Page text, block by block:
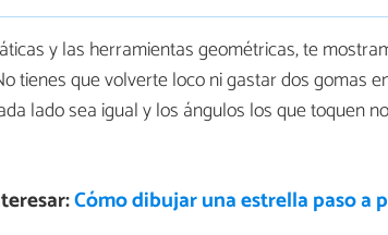
y las herramientas geométricas, te
tienes que volverte loco ni gastar dos gomas
lado sea igual y los ángulos los que toquen
Cómo dibujar una estrella paso a